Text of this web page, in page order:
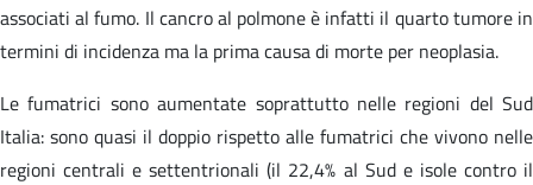
associati al fumo. Il cancro al polmone è infatti il quarto tumore in
termini di incidenza ma la prima causa di morte per neoplasia.
Le fumatrici sono aumentate soprattutto nelle regioni del Sud
Italia: sono quasi il doppio rispetto alle fumatrici che vivono nelle
regioni centrali e settentrionali (il 22,4% al Sud e isole contro il